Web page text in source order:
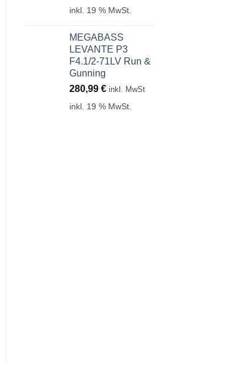
inkl. 19 % MwSt.
MEGABASS
LEVANTE P3
F4.1/2-71LV Run &
Gunning
280,99 € inkl. MwSt
inkl. 19 % MwSt.